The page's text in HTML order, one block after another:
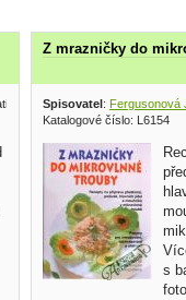
slovenskej 2005
Z mrazničky do
Spisovatel : Fergusonová
Katalogové číslo: L6154
s